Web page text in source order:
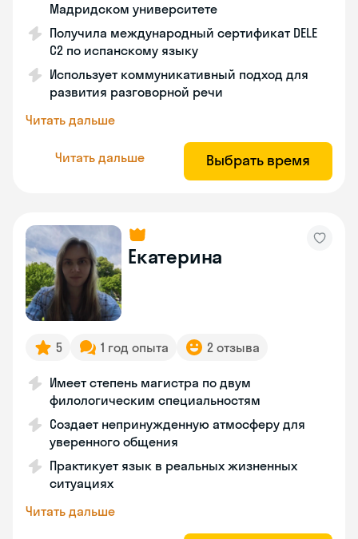
Мадридском университете
Получила международный сертификат DELE
C2 по испанскому языку
Использует коммуникативный подход для
развития разговорной речи
Читать дальше
Читать дальше Выбрать время
Екатерина
5 1 год опыта 2 отзыва
Имеет степень магистра по двум
филологическим специальностям
Создает непринужденную атмосферу для
уверенного общения
Практикует язык в реальных жизненных
ситуациях
Читать дальше